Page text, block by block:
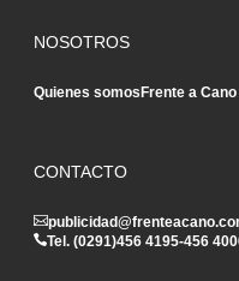
NOSOTROS
Quienes somosFrente a Cano
CONTACTO
Tel. (0291)456 4195-456